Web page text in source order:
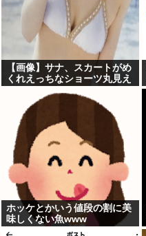
【画像】サナ、スカートがめ
くれえっちなショーツ丸見え
ホッケとかいう値段の割に美
味しくない魚www